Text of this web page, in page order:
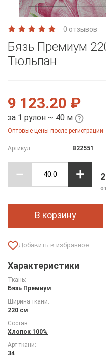
0 отзывов
Бязь Премиум
Тюльпан
9 123.20 ₽
за 1 рулон ~ 40 м
Оптовые цены после регистрации
Артикул: B22551
В корзину
Характеристики
Ткань:
Бязь Премиум
Ширина ткани:
220 см
Состав:
Хлопок 100%
Арт ткани:
34